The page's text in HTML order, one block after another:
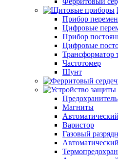
Прибор
Цифровые
Прибор
Цифровые
Трансформатор
Частотомер
Шунт
Предохранитель
Магниты
Варистор
Газовый